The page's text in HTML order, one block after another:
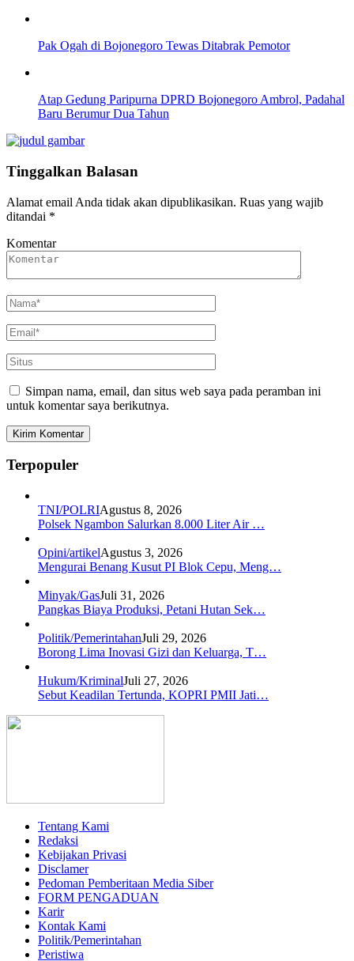
Pak Ogah di Bojonegoro Tewas Ditabrak Pemotor
Atap Gedung Paripurna DPRD Bojonegoro Ambrol, Padahal
Baru Berumur Dua Tahun
Tinggalkan Balasan
Alamat email Anda tidak akan dipublikasikan. Ruas yang wajib
ditandai *
Komentar
Simpan nama, email, dan situs web saya pada peramban ini
untuk komentar saya berikutnya.
Terpopuler
TNI/POLRIAgustus 8, 2026
Polsek Ngambon Salurkan 8.000 Liter Air …
Opini/artikelAgustus 3, 2026
Mengurai Benang Kusut PI Blok Cepu, Meng…
Minyak/GasJuli 31, 2026
Pangkas Biaya Produksi, Petani Hutan Sek…
Politik/PemerintahanJuli 29, 2026
Borong Lima Inovasi Gizi dan Keluarga, T…
Hukum/KriminalJuli 27, 2026
Sebut Keadilan Tertunda, KOPRI PMII Jati…
Tentang Kami
Redaksi
Kebijakan Privasi
Disclamer
Pedoman Pemberitaan Media Siber
FORM PENGADUAN
Karir
Kontak Kami
Politik/Pemerintahan
Peristiwa